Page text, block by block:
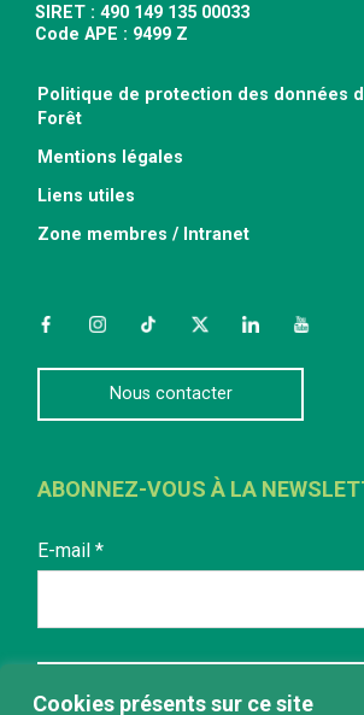
Cookies présents sur ce site
SIRET : 490 149 135 00033
Code APE : 9499 Z
Politique de protection des données
Forêt
Mentions légales
Liens utiles
Zone membres / Intranet
FacebookInstagramTikTokTwitterLinkedInYouTube
Nous contacter
ABONNEZ-VOUS À LA
E-mail *